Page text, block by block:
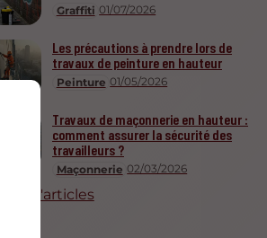
Graffiti 01/07/2026
Peinture 01/05/2026
Les précautions à prendre lors de
travaux de peinture en hauteur
Maçonnerie 02/03/2026
Travaux de maçonnerie en hauteur :
comment assurer la sécurité des
travailleurs ?
Plus d'articles